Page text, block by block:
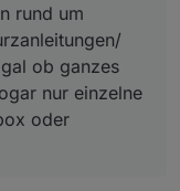
rund um
ob ganzes
nur einzelne
oder